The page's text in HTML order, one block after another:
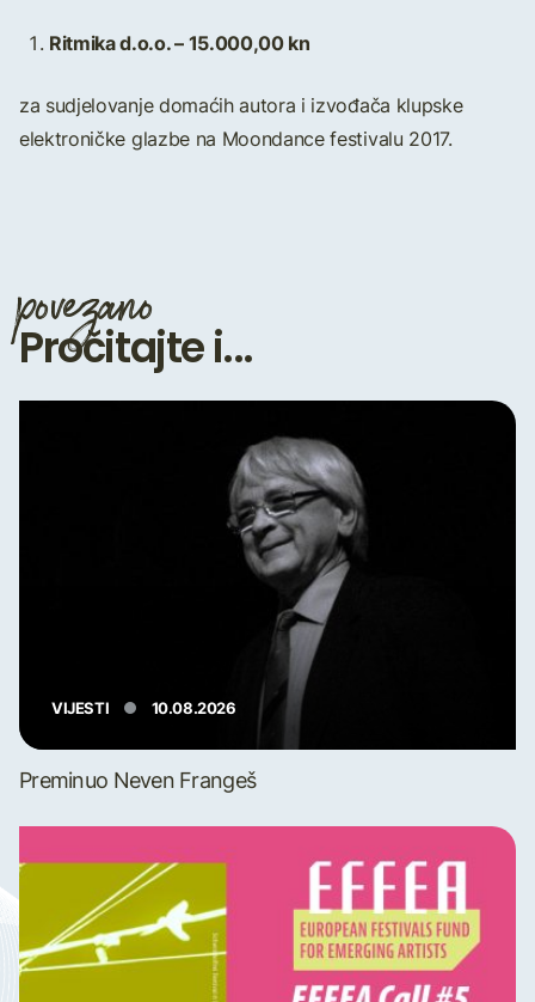
Ritmika d.o.o. – 15.000,00 kn
za sudjelovanje domaćih autora i izvođača klupske
elektroničke glazbe na Moondance festivalu 2017.
povezano
Pročitajte i...
VIJESTI 10.08.2026
Preminuo Neven Frangeš